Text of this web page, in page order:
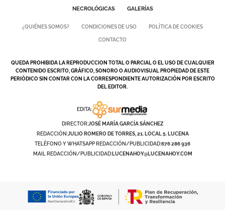
NECROLÓGICAS
GALERÍAS
¿QUIÉNES SOMOS? CONDICIONES DE USO POLÍTICA DE COOKIES
CONTACTO
QUEDA PROHIBIDA LA REPRODUCCION TOTAL O PARCIAL O EL USO DE CUALQUIER
CONTENIDO ESCRITO, GRÁFICO, SONORO O AUDIOVISUAL PROPIEDAD DE ESTE
PERIÓDICO SIN CONTAR CON LA CORRESPONDIENTE AUTORIZACIÓN POR ESCRITO
DEL EDITOR.
EDITA:
DIRECTOR:JOSÉ MARÍA GARCÍA SÁNCHEZ
REDACCIÓN:JULIO ROMERO DE TORRES, 21. LOCAL 5. LUCENA
TELÉFONO Y WHATSAPP REDACCIÓN/PUBLICIDAD:676 286 936
MAIL REDACCIÓN/PUBLICIDAD:LUCENAHOY@LUCENAHOY.COM